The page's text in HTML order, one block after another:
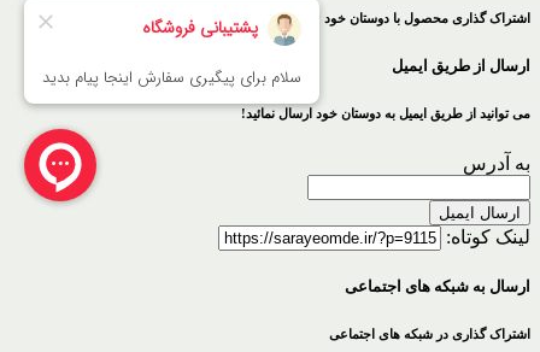
اشتراک گذاری محصول با دوستان خود
ارسال از طریق ایمیل
می توانید از طریق ایمیل به دوستان خود ارسال نمائید!
به آدرس
ارسال ایمیل
لینک کوتاه:
ارسال به شبکه های اجتماعی
اشتراک گذاری در شبکه های اجتماعی